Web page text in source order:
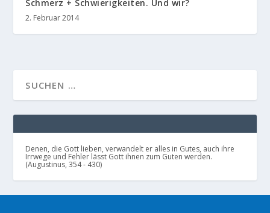
Schmerz + Schwierigkeiten. Und wir?
2. Februar 2014
Denen, die Gott lieben, verwandelt er alles in Gutes, auch ihre
Irrwege und Fehler lässt Gott ihnen zum Guten werden.
(Augustinus, 354 - 430)